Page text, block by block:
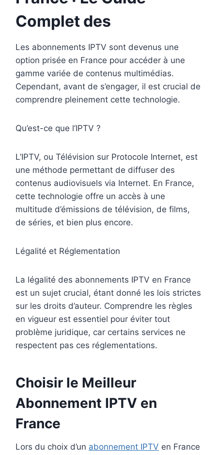
Complet des
Les abonnements IPTV sont devenus une
option prisée en France pour accéder à une
gamme variée de contenus multimédias.
Cependant, avant de s’engager, il est crucial de
comprendre pleinement cette technologie.
Qu’est-ce que l’IPTV ?
L’IPTV, ou Télévision sur Protocole Internet, est
une méthode permettant de diffuser des
contenus audiovisuels via Internet. En France,
cette technologie offre un accès à une
multitude d’émissions de télévision, de films,
de séries, et bien plus encore.
Légalité et Réglementation
La légalité des abonnements IPTV en France
est un sujet crucial, étant donné les lois strictes
sur les droits d’auteur. Comprendre les règles
en vigueur est essentiel pour éviter tout
problème juridique, car certains services ne
respectent pas ces réglementations.
Choisir le Meilleur
Abonnement IPTV en
France
Lors du choix d’un abonnement IPTV en France